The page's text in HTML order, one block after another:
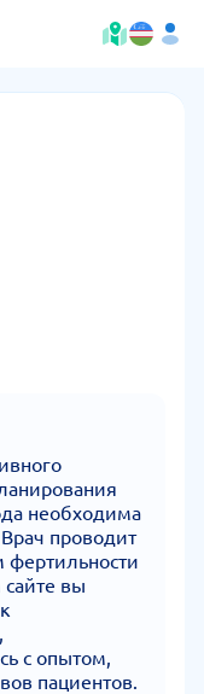
необходима
проводит
фертильности
вы
с опытом,
пациентов.